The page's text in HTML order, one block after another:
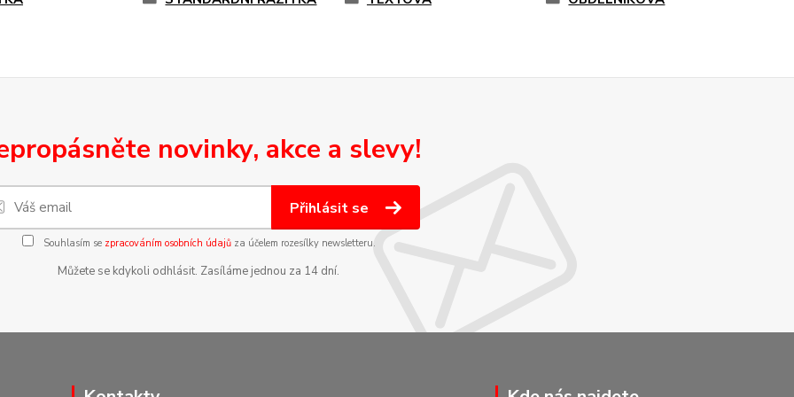
novinky, akce a slevy!
Přihlásit se
Souhlasím se zpracováním osobních údajůza účelem rozesílky newsletteru.
Můžete se kdykoli odhlásit. Zasíláme jednou za 14 dní.